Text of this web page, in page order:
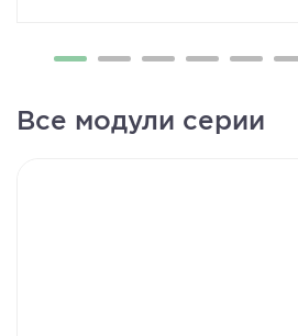
Все модули серии